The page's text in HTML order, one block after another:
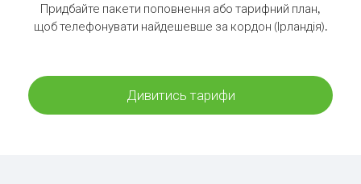
Придбайте пакети поповнення або тарифний план,
щоб телефонувати найдешевше за кордон (Ірландія).
Дивитись тарифи